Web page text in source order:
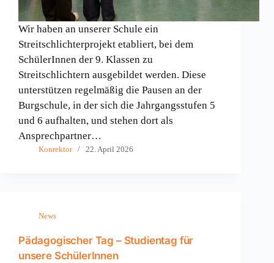
Wir haben an unserer Schule ein
Streitschlichterprojekt etabliert, bei dem
SchülerInnen der 9. Klassen zu
Streitschlichtern ausgebildet werden. Diese
unterstützen regelmäßig die Pausen an der
Burgschule, in der sich die Jahrgangsstufen 5
und 6 aufhalten, und stehen dort als
Ansprechpartner…
Konrektor 22. April 2026
News
Pädagogischer Tag – Studientag für
unsere SchülerInnen